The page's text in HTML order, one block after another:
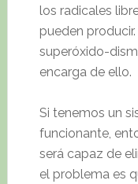
los radicales
pueden
superóxido-
encarga de ello.
Si tenemos un
funcionante,
será capaz de
el problema es